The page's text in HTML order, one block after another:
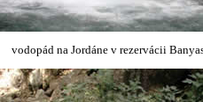
vodopád na Jordáne v rezervácii